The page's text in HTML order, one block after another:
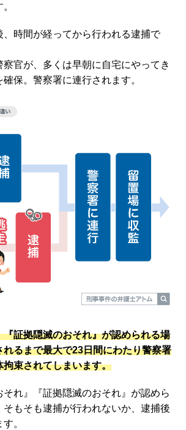
、時間が経ってから行われる逮捕で
官が、多くは早朝に自宅にやってき
保。警察署に連行されます。
『証拠隠滅のおそれ』が認められる場
れるまで最大で23日間にわたり警察署
拘束されてしまいます。
それ』『証拠隠滅のおそれ』が認めら
そもそも逮捕が行われないか、逮捕後
。